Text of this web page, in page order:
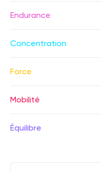
Endurance
Concentration
Force
Mobilité
Équilibre